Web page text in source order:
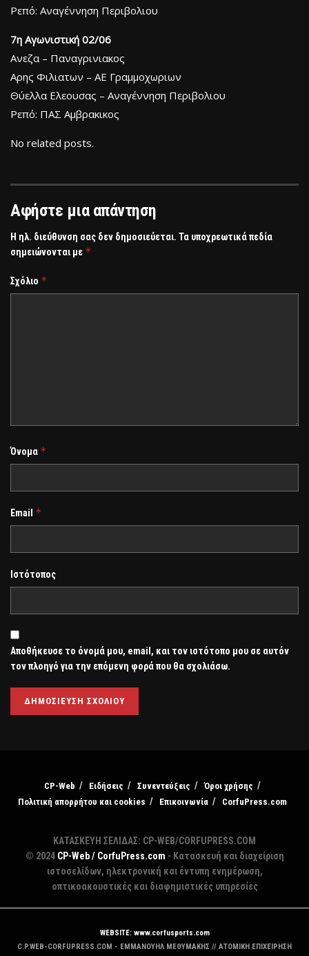
Ρεπό: Αναγέννηση Περιβολιου
7η Αγωνιστική 02/06
Ανεζα – Παναγρινιακος
Αρης Φιλιατων – ΑΕ Γραμμοχωριων
Θύελλα Ελεουσας – Αναγέννηση Περιβολιου
Ρεπό: ΠΑΣ Αμβρακικος
No related posts.
Αφήστε μια απάντηση
Η ηλ. διεύθυνση σας δεν δημοσιεύεται. Τα υποχρεωτικά πεδία
σημειώνονται με *
Σχόλιο *
Όνομα *
Email *
Ιστότοπος
Αποθήκευσε το όνομά μου, email, και τον ιστότοπο μου σε αυτόν
τον πλοηγό για την επόμενη φορά που θα σχολιάσω.
CP-Web Ειδήσεις Συνεντεύξεις
Όροι χρήσης
Πολιτική απορρήτου και cookies
Επικοινωνία CorfuPress.com
ΚΑΤΑΣΚΕΥΗ ΣΕΛΙΔΑΣ: CP-WEB/CORFUPRESS.COM
© 2024 CP-Web / CorfuPress.com - Κατασκευή και διαχείριση
ιστοσελίδων, ηλεκτρονική και έντυπη ενημέρωση,
οπτικοακουστικές και διαφημιστικές υπηρεσίες
WEBSITE: www.corfusports.com
C.P.WEB-CORFUPRESS.COM - ΕΜΜΑΝΟΥΗΛ ΜΕΘΥΜΑΚΗΣ // ΑΤΟΜΙΚΗ ΕΠΙΧΕΙΡΗΣΗ